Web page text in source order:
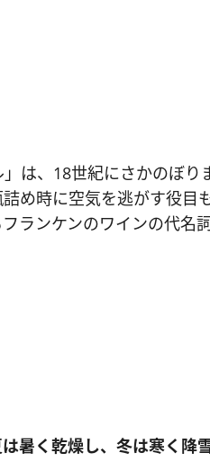
は、18世紀にさかのぼり
め時に空気を逃がす役目
ランケンのワインの代名
暑く乾燥し、冬は寒く降